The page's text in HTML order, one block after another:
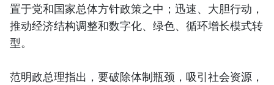
置于党和国家总体方针政策之中；迅速、大胆行动，
推动经济结构调整和数字化、绿色、循环增长模式转
型。
范明政总理指出，要破除体制瓶颈，吸引社会资源，